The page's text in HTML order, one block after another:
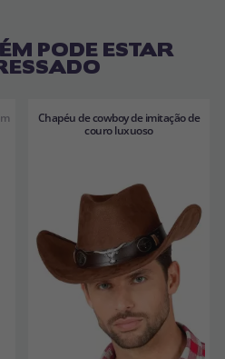
PODE ESTAR
Chapéu de cowboy de imitação de
couro luxuoso